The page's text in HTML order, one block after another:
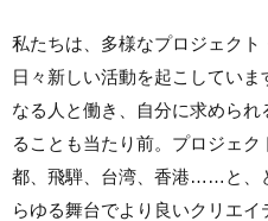
私たちは、多様なプロジェクト
日々新しい活動を起こしてい
なる人と働き、自分に求めら
ることも当たり前。プロジェ
都、飛騨、台湾、香港……と、
らゆる舞台でより良いクリエイ